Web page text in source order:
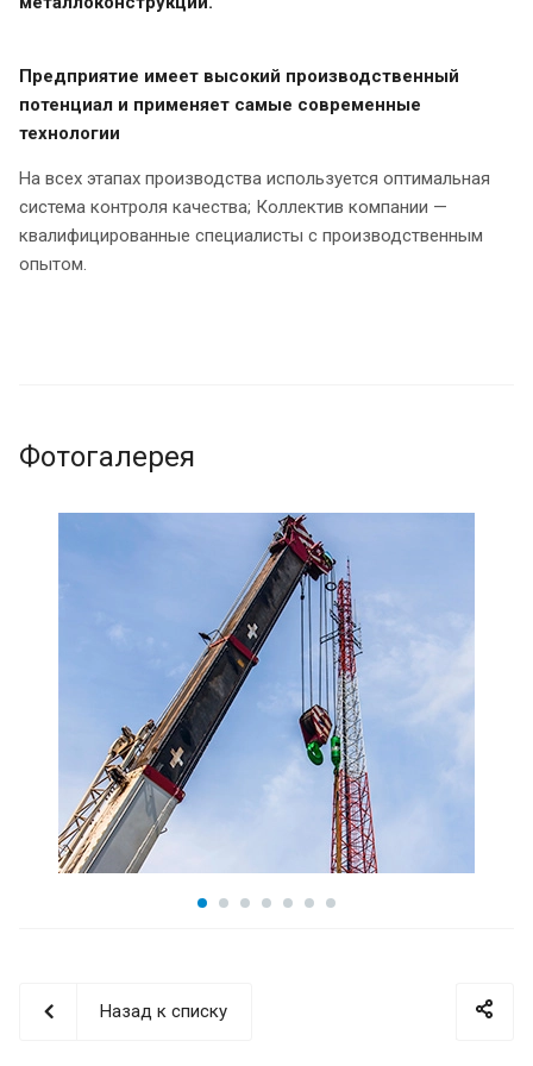
Предприятие имеет высокий производственный
потенциал и применяет самые современные
технологии
На всех этапах производства используется оптимальная
система контроля качества; Коллектив компании —
квалифицированные специалисты с производственным
опытом.
Фотогалерея
Назад к списку